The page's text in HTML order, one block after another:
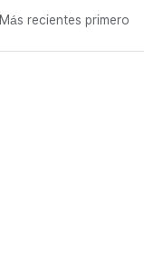
Más recientes primero